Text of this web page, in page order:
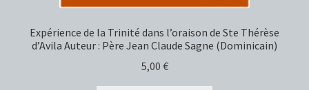
Expérience de la Trinité dans l’oraison de Ste Thérèse
d’Avila Auteur : Père Jean Claude Sagne (Dominicain)
5,00 €